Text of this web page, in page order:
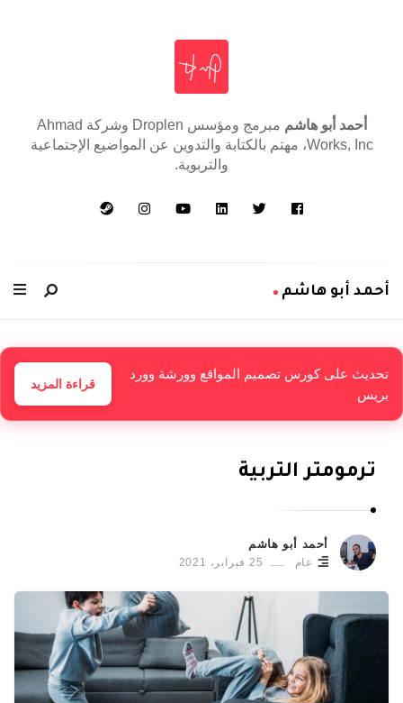
أحمد أبو هاشم
مبرمج ومؤسس Droplen وشركة Ahmad
Works, Inc، مهتم بالكتابة والتدوين عن المواضيع الإجتماعية
والتربوية.
أحمد أبو هاشم
ح
م
د
أ
ش
تحديث على كورس تصميم المواقع وورشة وورد
بريس
قراءة المزيد
ترمومتر التربية
أحمد أبو هاشم
عام 25 فبراير، 2021